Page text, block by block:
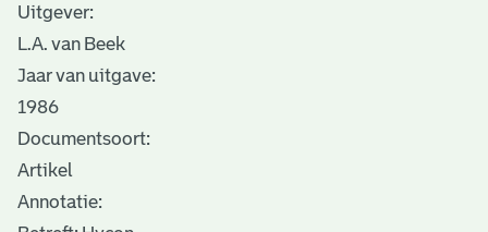
Uitgever:
L.A. van Beek
Jaar van uitgave:
1986
Documentsoort:
Artikel
Annotatie: